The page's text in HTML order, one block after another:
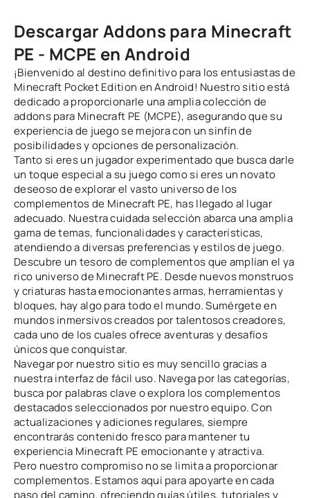
Descargar Addons para Minecraft
PE - MCPE en Android
¡Bienvenido al destino definitivo para los entusiastas de
Minecraft Pocket Edition en Android! Nuestro sitio está
dedicado a proporcionarle una amplia colección de
addons para Minecraft PE (MCPE), asegurando que su
experiencia de juego se mejora con un sinfín de
posibilidades y opciones de personalización.
Tanto si eres un jugador experimentado que busca darle
un toque especial a su juego como si eres un novato
deseoso de explorar el vasto universo de los
complementos de Minecraft PE, has llegado al lugar
adecuado. Nuestra cuidada selección abarca una amplia
gama de temas, funcionalidades y características,
atendiendo a diversas preferencias y estilos de juego.
Descubre un tesoro de complementos que amplían el ya
rico universo de Minecraft PE. Desde nuevos monstruos
y criaturas hasta emocionantes armas, herramientas y
bloques, hay algo para todo el mundo. Sumérgete en
mundos inmersivos creados por talentosos creadores,
cada uno de los cuales ofrece aventuras y desafíos
únicos que conquistar.
Navegar por nuestro sitio es muy sencillo gracias a
nuestra interfaz de fácil uso. Navega por las categorías,
busca por palabras clave o explora los complementos
destacados seleccionados por nuestro equipo. Con
actualizaciones y adiciones regulares, siempre
encontrarás contenido fresco para mantener tu
experiencia Minecraft PE emocionante y atractiva.
Pero nuestro compromiso no se limita a proporcionar
complementos. Estamos aquí para apoyarte en cada
paso del camino, ofreciendo guías útiles, tutoriales y